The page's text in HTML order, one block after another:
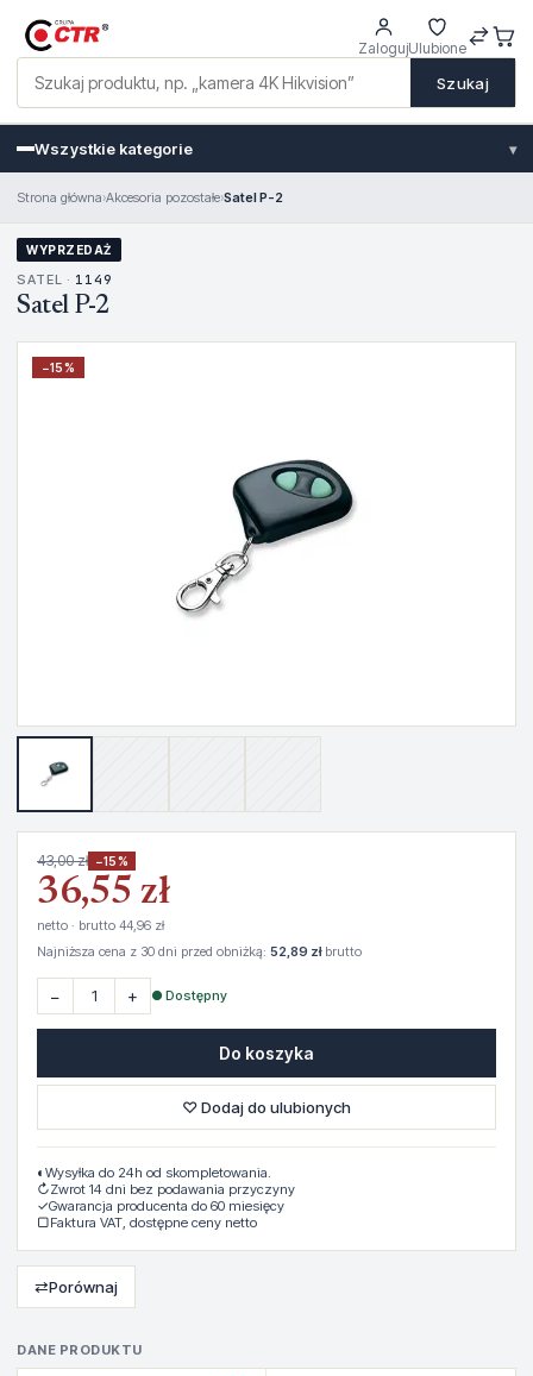
Szukaj
ZalogujUlubione
Wszystkie kategorie ▾
Strona główna›Akcesoria pozostałe›Satel P-2
WYPRZEDAŻ
SATEL · 1149
Satel P-2
−15%
DANE PRODUKTU
43,00 zł −15%
36,55 zł
netto · brutto 44,96 zł
Najniższa cena z 30 dni przed obniżką: 52,89 złbrutto
− + ● Dostępny
Do koszyka
♡ Dodaj do ulubionych
◐ Wysyłka do 24h od skompletowania.
↻Zwrot 14 dni bez podawania przyczyny
✓Gwarancja producenta do 60 miesięcy
▢Faktura VAT, dostępne ceny netto
⇄Porównaj